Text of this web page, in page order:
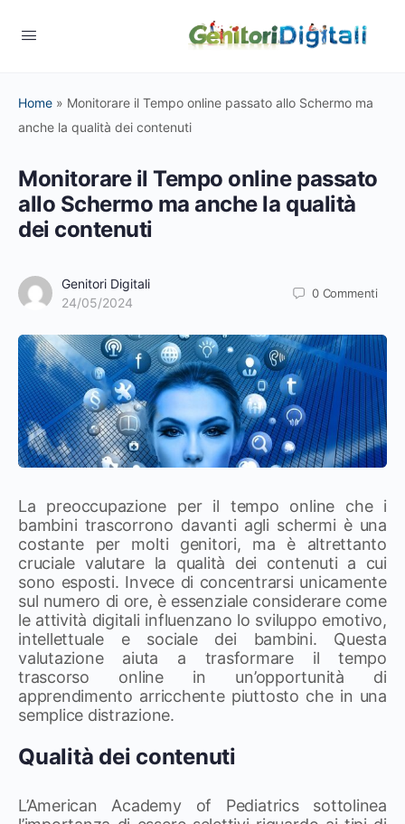
Home » Monitorare il Tempo online passato allo Schermo ma
anche la qualità dei contenuti
Monitorare il Tempo online passato
allo Schermo ma anche la qualità
dei contenuti
Genitori Digitali
24/05/2024
0 Commenti
La preoccupazione per il tempo online che i
bambini trascorrono davanti agli schermi è una
costante per molti genitori, ma è altrettanto
cruciale valutare la qualità dei contenuti a cui
sono esposti. Invece di concentrarsi unicamente
sul numero di ore, è essenziale considerare come
le attività digitali influenzano lo sviluppo emotivo,
intellettuale e sociale dei bambini. Questa
valutazione aiuta a trasformare il tempo
trascorso online in un’opportunità di
apprendimento arricchente piuttosto che in una
semplice distrazione.
Qualità dei contenuti
L’American Academy of Pediatrics sottolinea